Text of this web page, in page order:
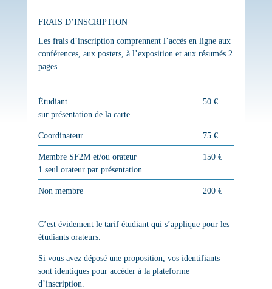
FRAIS D’INSCRIPTION
Les frais d’inscription comprennent l’accès en ligne aux
conférences, aux posters, à l’exposition et aux résumés 2
pages
Étudiant
sur présentation de la carte
50 €
Coordinateur 75 €
Membre SF2M et/ou orateur
1 seul orateur par présentation
150 €
Non membre 200 €
C’est évidement le tarif étudiant qui s’applique pour les
étudiants orateurs.
Si vous avez déposé une proposition, vos identifiants
sont identiques pour accéder à la plateforme
d’inscription.